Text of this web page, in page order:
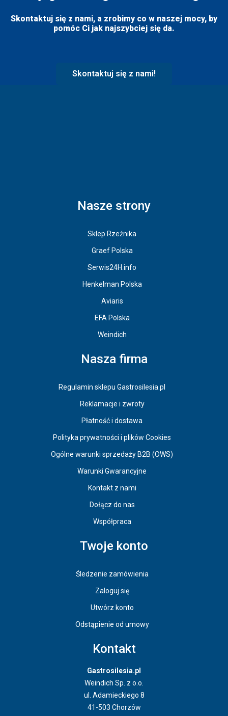
Skontaktuj się z nami, a zrobimy co w naszej mocy, by
pomóc Ci jak najszybciej się da.
Skontaktuj się z nami!
Nasze strony
Sklep Rzeźnika
Graef Polska
Serwis24H.info
Henkelman Polska
Aviaris
EFA Polska
Weindich
Nasza firma
Regulamin sklepu Gastrosilesia.pl
Reklamacje i zwroty
Płatność i dostawa
Polityka prywatności i plików Cookies
Ogólne warunki sprzedaży B2B (OWS)
Warunki Gwarancyjne
Kontakt z nami
Dołącz do nas
Współpraca
Twoje konto
Śledzenie zamówienia
Zaloguj się
Utwórz konto
Odstąpienie od umowy
Kontakt
Gastrosilesia.pl
Weindich Sp. z o.o.
ul. Adamieckiego 8
41-503 Chorzów